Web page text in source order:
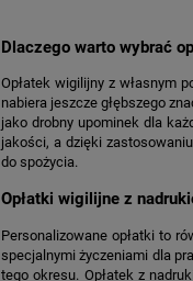
Dlaczego warto wybrać
Opłatek wigilijny z własnym
nabiera jeszcze głębszego
jako drobny upominek dla
jakości, a dzięki
do spożycia.
Opłatki wigilijne z
Personalizowane opłatki to
specjalnymi życzeniami dla
tego okresu. Opłatek z